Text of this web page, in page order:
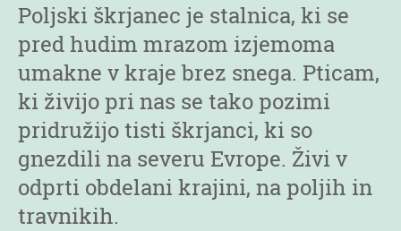
Poljski škrjanec je stalnica, ki se
pred hudim mrazom izjemoma
umakne v kraje brez snega. Pticam,
ki živijo pri nas se tako pozimi
pridružijo tisti škrjanci, ki so
gnezdili na severu Evrope. Živi v
odprti obdelani krajini, na poljih in
travnikih.